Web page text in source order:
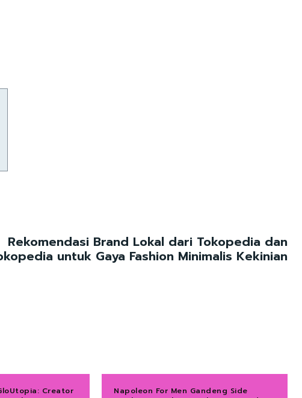
Rekomendasi Brand Lokal dari Tokopedia dan
untuk Gaya Fashion Minimalis Kekinian
Creator
Napoleon For Men Gandeng Side